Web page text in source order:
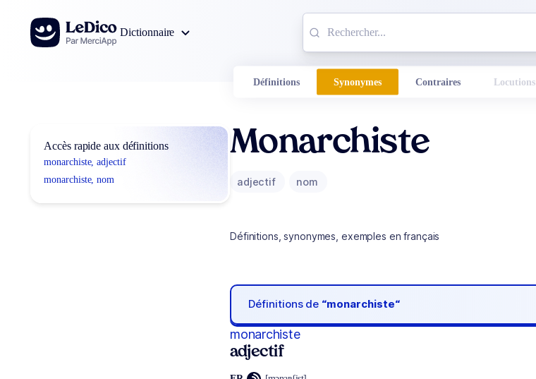
Aller au contenu
Dictionnaire
Définitions Synonymes Contraires Locutions
Accès rapide aux définitions
monarchiste, adjectif
monarchiste, nom
Monarchiste
adjectif nom
Définitions, synonymes, exemples en français
Définitions de “monarchiste“
monarchiste
adjectif